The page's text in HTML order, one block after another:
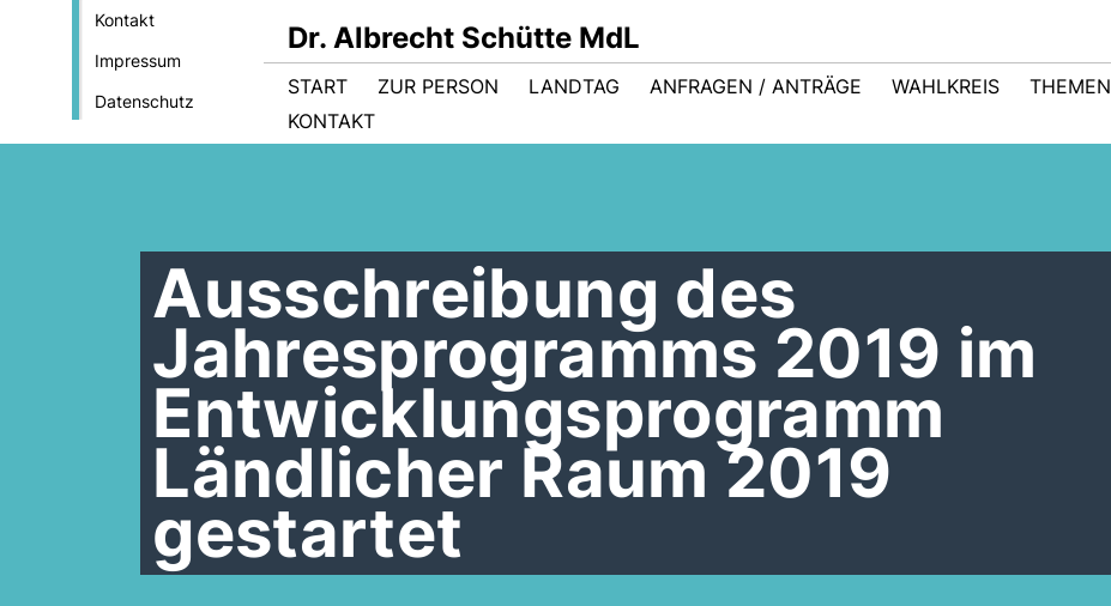
Kontakt
Impressum
Datenschutz
Dr. Albrecht Schütte MdL
START ZUR PERSON LANDTAG ANFRAGEN / ANTRÄGE WAHLKREIS THEMEN
KONTAKT
Ausschreibung des
Jahresprogramms 2019 im
Entwicklungsprogramm
Ländlicher Raum 2019
gestartet